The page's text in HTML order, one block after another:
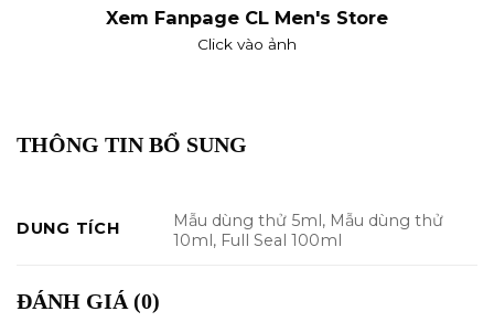
Xem Fanpage CL Men's Store
Click vào ảnh
THÔNG TIN BỔ SUNG
DUNG TÍCH
Mẫu dùng thử 5ml, Mẫu dùng thử
10ml, Full Seal 100ml
ĐÁNH GIÁ (0)